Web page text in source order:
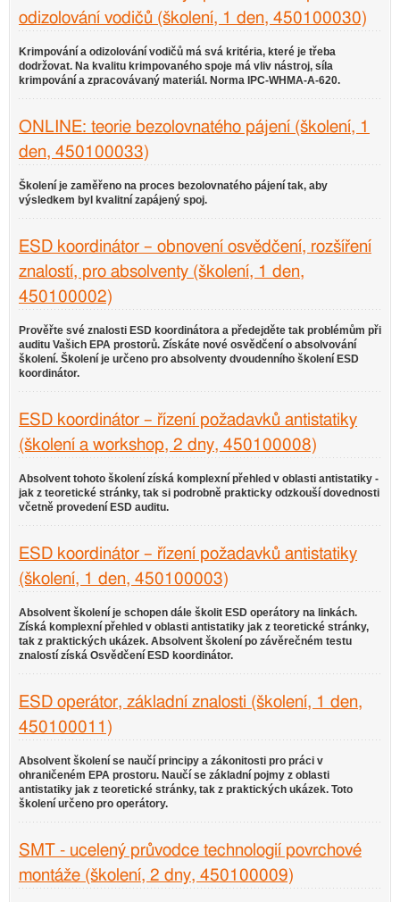
odizolování vodičů (školení, 1 den, 450100030)
Krimpování a odizolování vodičů má svá kritéria, které je třeba
dodržovat. Na kvalitu krimpovaného spoje má vliv nástroj, síla
krimpování a zpracovávaný materiál. Norma IPC-WHMA-A-620.
ONLINE: teorie bezolovnatého pájení (školení, 1
den, 450100033)
Školení je zaměřeno na proces bezolovnatého pájení tak, aby
výsledkem byl kvalitní zapájený spoj.
ESD koordinátor – obnovení osvědčení, rozšíření
znalostí, pro absolventy (školení, 1 den,
450100002)
Prověřte své znalosti ESD koordinátora a předejděte tak problémům při
auditu Vašich EPA prostorů. Získáte nové osvědčení o absolvování
školení. Školení je určeno pro absolventy dvoudenního školení ESD
koordinátor.
ESD koordinátor – řízení požadavků antistatiky
(školení a workshop, 2 dny, 450100008)
Absolvent tohoto školení získá komplexní přehled v oblasti antistatiky -
jak z teoretické stránky, tak si podrobně prakticky odzkouší dovednosti
včetně provedení ESD auditu.
ESD koordinátor – řízení požadavků antistatiky
(školení, 1 den, 450100003)
Absolvent školení je schopen dále školit ESD operátory na linkách.
Získá komplexní přehled v oblasti antistatiky jak z teoretické stránky,
tak z praktických ukázek. Absolvent školení po závěrečném testu
znalostí získá Osvědčení ESD koordinátor.
ESD operátor, základní znalosti (školení, 1 den,
450100011)
Absolvent školení se naučí principy a zákonitosti pro práci v
ohraničeném EPA prostoru. Naučí se základní pojmy z oblasti
antistatiky jak z teoretické stránky, tak z praktických ukázek. Toto
školení určeno pro operátory.
SMT - ucelený průvodce technologií povrchové
montáže (školení, 2 dny, 450100009)